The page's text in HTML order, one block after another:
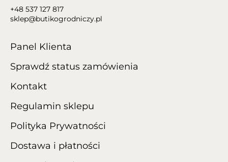
+48 537 127 817
sklep@butikogrodniczy.pl
Panel Klienta
Sprawdź status zamówienia
Kontakt
Regulamin sklepu
Polityka Prywatności
Dostawa i płatności